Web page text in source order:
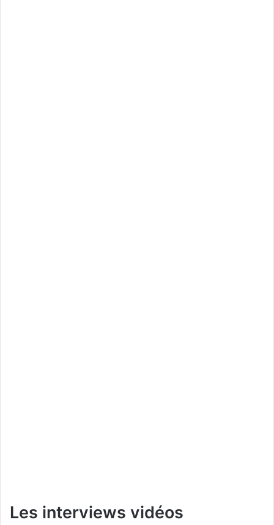
Les interviews vidéos